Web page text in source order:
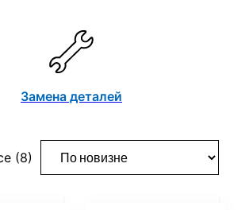
Замена деталей
(8) Сортировка:
самые